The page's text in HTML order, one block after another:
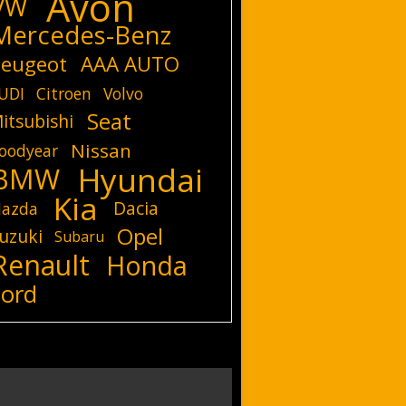
Benz
AAA AUTO
Citroen Volvo
Seat
Nissan
Hyundai
Kia
Dacia
Subaru Opel
Honda